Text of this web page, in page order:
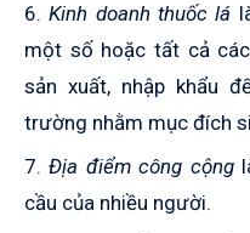
6.Kinh doanh thuốc lá
một số hoặc tất cả
sản xuất, nhập khẩu
trường nhằm mục đích
7.Địa điểm công cộng
cầu của nhiều người.